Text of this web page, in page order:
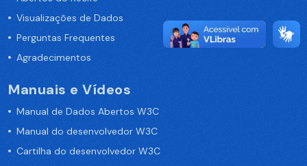
Visualizações de Dados
Perguntas Frequentes
Agradecimentos
Manuais e Vídeos
Manual de Dados Abertos W3C
Manual do desenvolvedor W3C
Cartilha do desenvolvedor W3C